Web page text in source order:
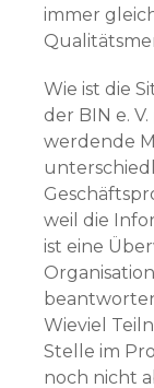
immer
Wie ist die
der BIN e.
werdende
weil die
ist eine
Wieviel
Stelle im
noch nicht